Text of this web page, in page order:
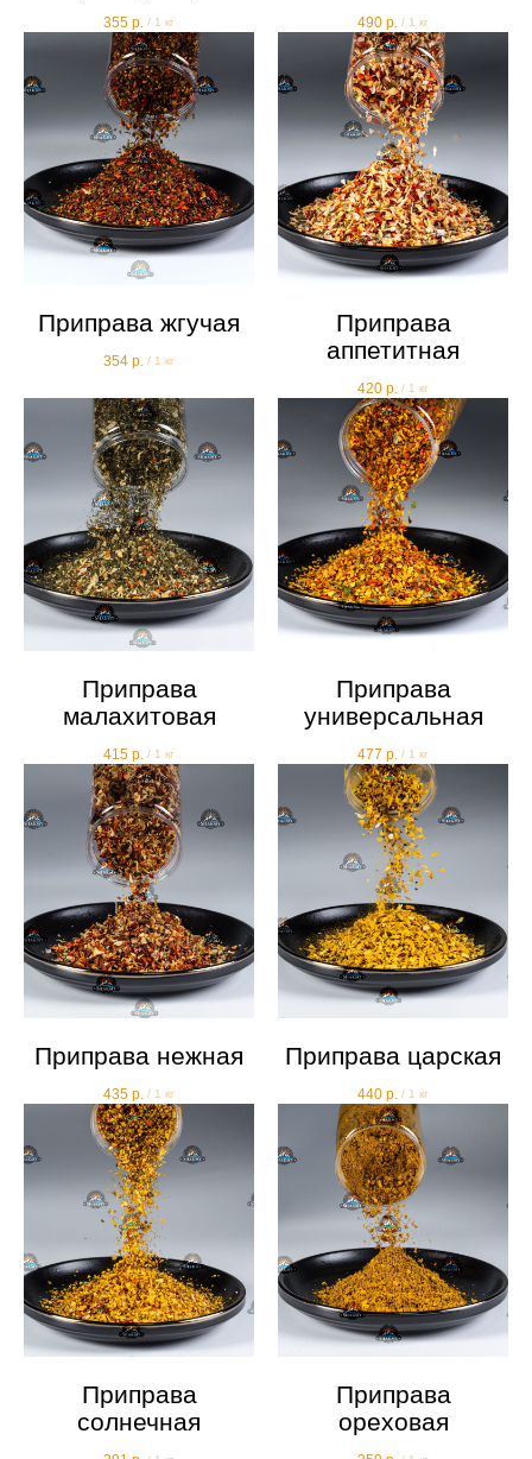
355 р. / 1 кг 490 р. / 1 кг
Приправа жгучая
354 р. / 1 кг
Приправа
аппетитная
420 р. / 1 кг
Приправа
малахитовая
415 р. / 1 кг
Приправа
универсальная
477 р. / 1 кг
Приправа нежная
435 р. / 1 кг
Приправа царская
440 р. / 1 кг
Приправа
солнечная
Приправа
ореховая